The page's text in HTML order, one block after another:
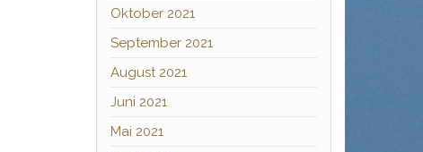
Oktober 2021
September 2021
August 2021
Juni 2021
Mai 2021